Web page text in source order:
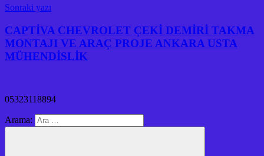
Sonraki yazı
CAPTİVA CHEVROLET ÇEKİ DEMİRİ TAKMA
MONTAJI VE ARAÇ PROJE ANKARA USTA
MÜHENDİSLİK
05323118894
Arama: